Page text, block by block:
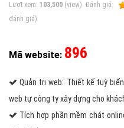
Lượt xem: 103,500 (view) Ðánh giá:
đánh giá)
Mã website: 896
Quản trị web: Thiết kế tuỳ
web tự công ty xây dựng cho
Tích hợp phần mềm chát